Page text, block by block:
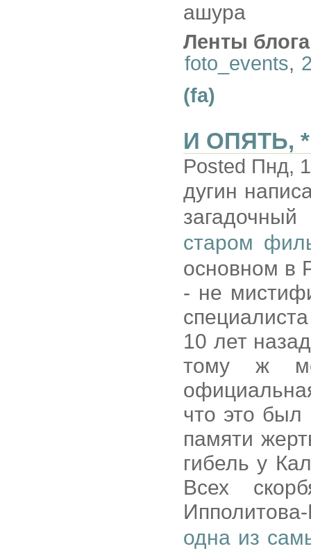
ашура
Ленты
foto_events,
(fa)
И ОПЯТЬ,
Posted Пнд,
дугин
старом
основном в
- не
10 лет
тому ж
что это
памяти
гибель у
Всех
одна из